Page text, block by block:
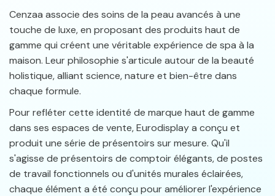
Cenzaa associe des soins de la peau avancés à une
touche de luxe, en proposant des produits haut de
gamme qui créent une véritable expérience de spa à la
maison. Leur philosophie s'articule autour de la beauté
holistique, alliant science, nature et bien-être dans
chaque formule.
Pour refléter cette identité de marque haut de gamme
dans ses espaces de vente, Eurodisplay a conçu et
produit une série de présentoirs sur mesure. Qu'il
s'agisse de présentoirs de comptoir élégants, de postes
de travail fonctionnels ou d'unités murales éclairées,
chaque élément a été conçu pour améliorer l'expérience